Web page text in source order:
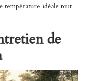
idéale tout
de